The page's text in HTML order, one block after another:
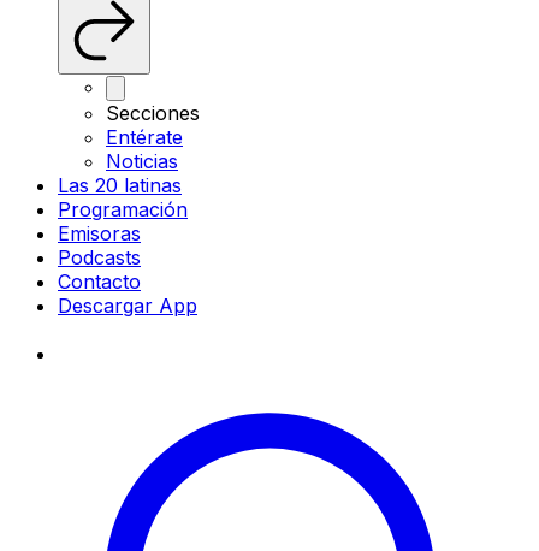
Secciones
Entérate
Noticias
Las 20 latinas
Programación
Emisoras
Podcasts
Contacto
Descargar App